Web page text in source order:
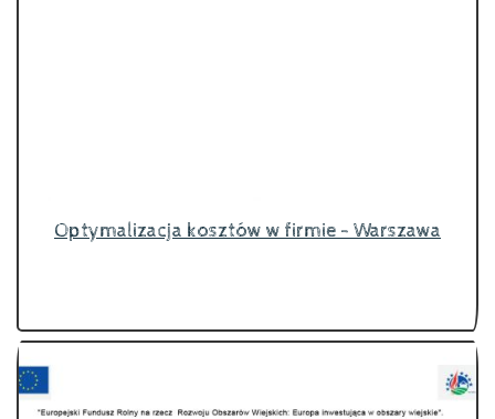
Optymalizacja kosztów w firmie - Warszawa